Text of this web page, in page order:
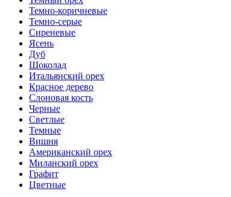
Темно-коричневые
Темно-серые
Сиреневые
Ясень
Дуб
Шоколад
Итальянский орех
Красное дерево
Слоновая кость
Черные
Светлые
Темные
Вишня
Американский орех
Миланский орех
Графит
Цветные